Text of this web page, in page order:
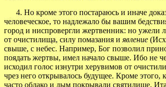
4. Но кроме этого постараюсь и иначе
человеческое, то надлежало бы вашим
город и ниспровергли жертвенник: но ужели
от очистилища, силу помазания и явление
свыше, с небес. Например, Бог позволил
поядать жертвы, имел начало свыше. Ибо не
исходил голос изнутри херувимов от
чрез него открывалось будущее. Кроме
часто облако и дым покрывали святилище.